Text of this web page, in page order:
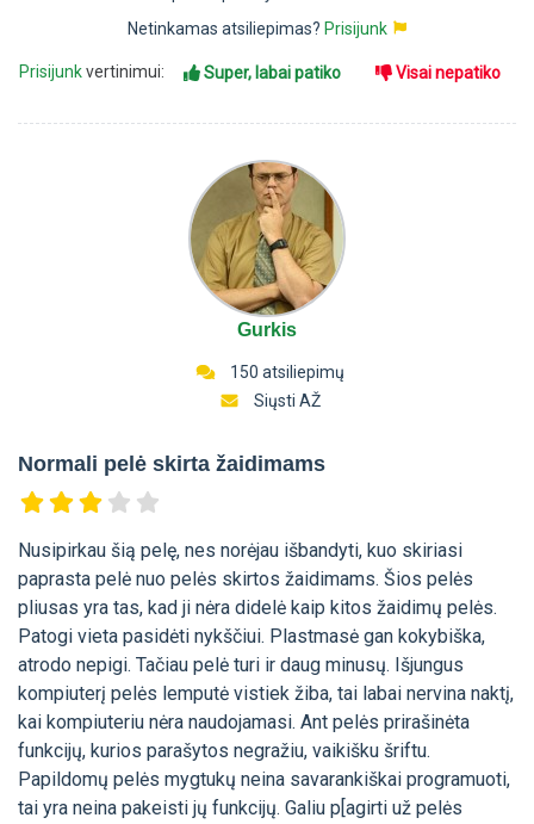
Netinkamas atsiliepimas? Prisijunk
Prisijunkvertinimui: Super, labai patiko Visai nepatiko
Gurkis
150 atsiliepimų
Siųsti AŽ
Normali pelė skirta žaidimams
Nusipirkau šią pelę, nes norėjau išbandyti, kuo skiriasi
paprasta pelė nuo pelės skirtos žaidimams. Šios pelės
pliusas yra tas, kad ji nėra didelė kaip kitos žaidimų pelės.
Patogi vieta pasidėti nykščiui. Plastmasė gan kokybiška,
atrodo nepigi. Tačiau pelė turi ir daug minusų. Išjungus
kompiuterį pelės lemputė vistiek žiba, tai labai nervina naktį,
kai kompiuteriu nėra naudojamasi. Ant pelės prirašinėta
funkcijų, kurios parašytos negražiu, vaikišku šriftu.
Papildomų pelės mygtukų neina savarankiškai programuoti,
tai yra neina pakeisti jų funkcijų. Galiu p[agirti už pelės